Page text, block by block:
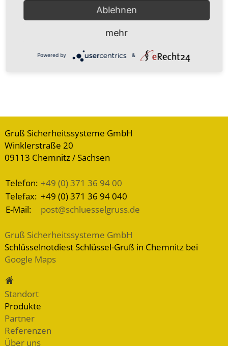
Gruß Sicherheitssysteme GmbH
Winklerstraße 20
09113 Chemnitz / Sachsen
Telefon: +49 (0) 371 36 94 00
Telefax: +49 (0) 371 36 94 040
E-Mail:
post@schluesselgruss.de
Gruß Sicherheitssysteme GmbH
Schlüsselnotdiest Schlüssel-Gruß in Chemnitz bei
Google Maps
Standort
Produkte
Partner
Referenzen
Über uns
Ablehnen
mehr
Powered by &